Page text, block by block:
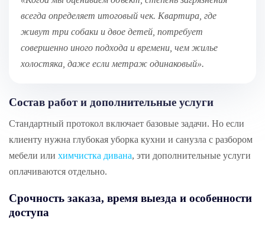
всегда определяет итоговый чек. Квартира, где
живут три собаки и двое детей, потребует
совершенно иного подхода и времени, чем жилье
холостяка, даже если метраж одинаковый».
Состав работ и дополнительные услуги
Стандартный протокол включает базовые задачи. Но если
клиенту нужна глубокая уборка кухни и санузла с разбором
мебели или химчистка дивана, эти дополнительные услуги
оплачиваются отдельно.
Срочность заказа, время выезда и особенности
доступа